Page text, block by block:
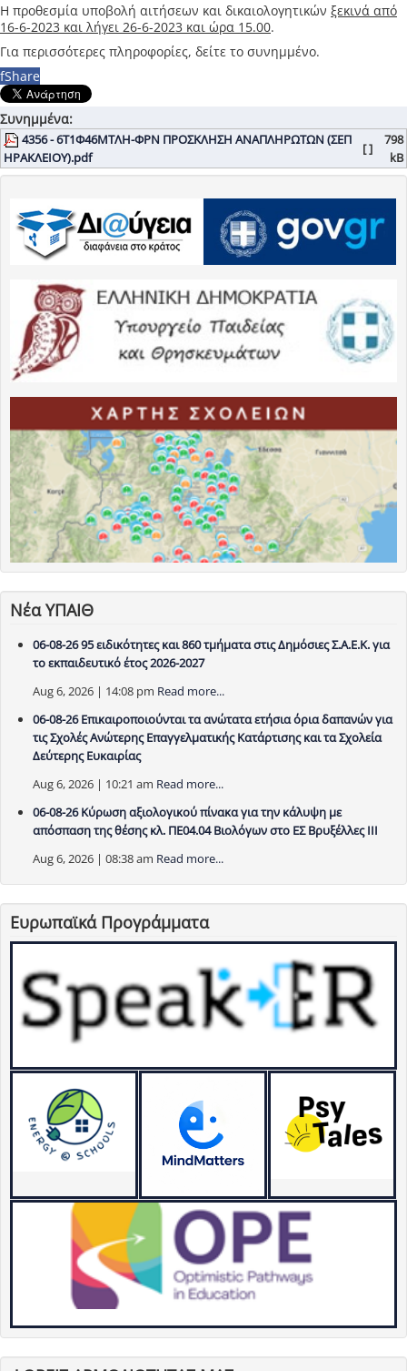
Η προθεσμία υποβολή αιτήσεων και δικαιολογητικών ξεκινά από
16-6-2023 και λήγει 26-6-2023 και ώρα 15.00.
Για περισσότερες πληροφορίες, δείτε το συνημμένο.
fShare
Συνημμένα:
4356 - 6Τ1Φ46ΜΤΛΗ-ΦΡΝ ΠΡΟΣΚΛΗΣΗ ΑΝΑΠΛΗΡΩΤΩΝ (ΣΕΠ
ΗΡΑΚΛΕΙΟΥ).pdf
[ ]
798
kB
Νέα ΥΠΑΙΘ
06-08-26 95 ειδικότητες και 860 τμήματα στις Δημόσιες Σ.Α.Ε.Κ. για
το εκπαιδευτικό έτος 2026-2027
Aug 6, 2026 | 14:08 pm Read more...
06-08-26 Επικαιροποιούνται τα ανώτατα ετήσια όρια δαπανών για
τις Σχολές Ανώτερης Επαγγελματικής Κατάρτισης και τα Σχολεία
Δεύτερης Ευκαιρίας
Aug 6, 2026 | 10:21 am Read more...
06-08-26 Κύρωση αξιολογικού πίνακα για την κάλυψη με
απόσπαση της θέσης κλ. ΠΕ04.04 Βιολόγων στο ΕΣ Βρυξέλλες ΙΙΙ
Aug 6, 2026 | 08:38 am Read more...
Ευρωπαϊκά Προγράμματα